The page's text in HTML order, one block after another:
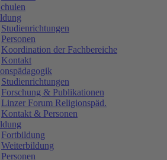
Studienrichtungen
Personen
Koordination der Fachbereiche
Kontakt
Studienrichtungen
Forschung & Publikationen
Linzer Forum Religionspäd.
Kontakt & Personen
Fortbildung
Weiterbildung
Personen